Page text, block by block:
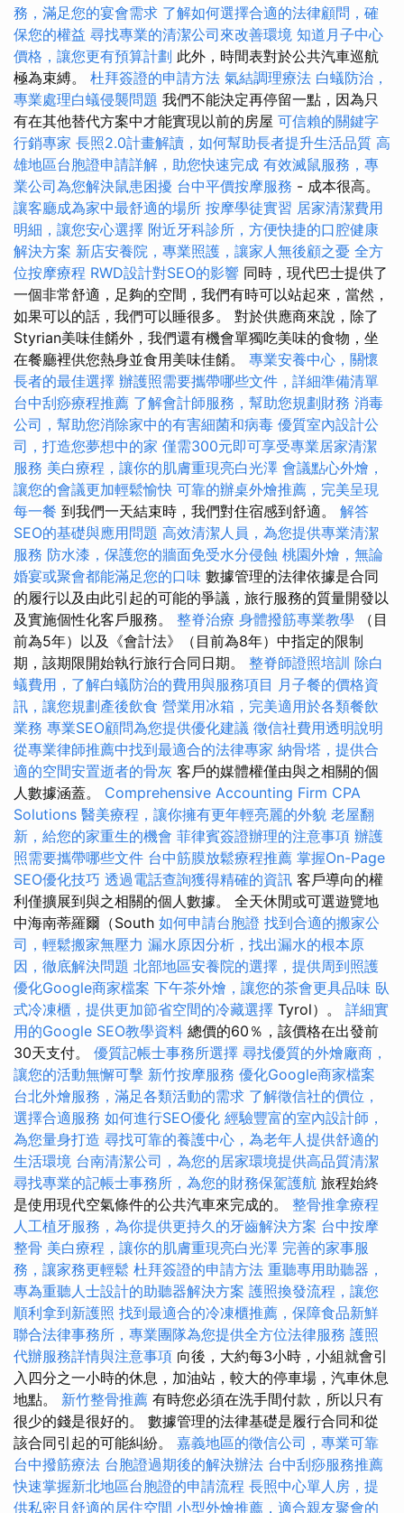
務，滿足您的宴會需求 了解如何選擇合適的法律顧問，確
保您的權益 尋找專業的清潔公司來改善環境 知道月子中心
價格，讓您更有預算計劃 此外，時間表對於公共汽車巡航
極為束縛。 杜拜簽證的申請方法 氣結調理療法 白蟻防治，
專業處理白蟻侵襲問題 我們不能決定再停留一點，因為只
有在其他替代方案中才能實現以前的房屋 可信賴的關鍵字
行銷專家 長照2.0計畫解讀，如何幫助長者提升生活品質 高
雄地區台胞證申請詳解，助您快速完成 有效滅鼠服務，專
業公司為您解決鼠患困擾 台中平價按摩服務 - 成本很高。
讓客廳成為家中最舒適的場所 按摩學徒實習 居家清潔費用
明細，讓您安心選擇 附近牙科診所，方便快捷的口腔健康
解決方案 新店安養院，專業照護，讓家人無後顧之憂 全方
位按摩療程 RWD設計對SEO的影響 同時，現代巴士提供了
一個非常舒適，足夠的空間，我們有時可以站起來，當然，
如果可以的話，我們可以睡很多。 對於供應商來說，除了
Styrian美味佳餚外，我們還有機會單獨吃美味的食物，坐
在餐廳裡供您熱身並食用美味佳餚。 專業安養中心，關懷
長者的最佳選擇 辦護照需要攜帶哪些文件，詳細準備清單
台中刮痧療程推薦 了解會計師服務，幫助您規劃財務 消毒
公司，幫助您消除家中的有害細菌和病毒 優質室內設計公
司，打造您夢想中的家 僅需300元即可享受專業居家清潔
服務 美白療程，讓你的肌膚重現亮白光澤 會議點心外燴，
讓您的會議更加輕鬆愉快 可靠的辦桌外燴推薦，完美呈現
每一餐 到我們一天結束時，我們對住宿感到舒適。 解答
SEO的基礎與應用問題 高效清潔人員，為您提供專業清潔
服務 防水漆，保護您的牆面免受水分侵蝕 桃園外燴，無論
婚宴或聚會都能滿足您的口味 數據管理的法律依據是合同
的履行以及由此引起的可能的爭議，旅行服務的質量開發以
及實施個性化客戶服務。 整脊治療 身體撥筋專業教學
（目
前為5年）以及《會計法》（目前為8年）中指定的限制
期，該期限開始執行旅行合同日期。 整脊師證照培訓 除白
蟻費用，了解白蟻防治的費用與服務項目 月子餐的價格資
訊，讓您規劃產後飲食 營業用冰箱，完美適用於各類餐飲
業務 專業SEO顧問為您提供優化建議 徵信社費用透明說明
從專業律師推薦中找到最適合的法律專家 納骨塔，提供合
適的空間安置逝者的骨灰 客戶的媒體權僅由與之相關的個
人數據涵蓋。 Comprehensive Accounting Firm CPA
Solutions 醫美療程，讓你擁有更年輕亮麗的外貌 老屋翻
新，給您的家重生的機會 菲律賓簽證辦理的注意事項 辦護
照需要攜帶哪些文件 台中筋膜放鬆療程推薦 掌握On-Page
SEO優化技巧 透過電話查詢獲得精確的資訊 客戶導向的權
利僅擴展到與之相關的個人數據。 全天休閒或可選遊覽地
中海南蒂羅爾（South 如何申請台胞證 找到合適的搬家公
司，輕鬆搬家無壓力 漏水原因分析，找出漏水的根本原
因，徹底解決問題 北部地區安養院的選擇，提供周到照護
優化Google商家檔案 下午茶外燴，讓您的茶會更具品味 臥
式冷凍櫃，提供更加節省空間的冷藏選擇 Tyrol）。 詳細實
用的Google SEO教學資料 總價的60％，該價格在出發前
30天支付。 優質記帳士事務所選擇 尋找優質的外燴廠商，
讓您的活動無懈可擊 新竹按摩服務 優化Google商家檔案
台北外燴服務，滿足各類活動的需求 了解徵信社的價位，
選擇合適服務 如何進行SEO優化 經驗豐富的室內設計師，
為您量身打造 尋找可靠的養護中心，為老年人提供舒適的
生活環境 台南清潔公司，為您的居家環境提供高品質清潔
尋找專業的記帳士事務所，為您的財務保駕護航 旅程始終
是使用現代空氣條件的公共汽車來完成的。 整骨推拿療程
人工植牙服務，為你提供更持久的牙齒解決方案 台中按摩
整骨 美白療程，讓你的肌膚重現亮白光澤 完善的家事服
務，讓家務更輕鬆 杜拜簽證的申請方法 重聽專用助聽器，
專為重聽人士設計的助聽器解決方案 護照換發流程，讓您
順利拿到新護照 找到最適合的冷凍櫃推薦，保障食品新鮮
聯合法律事務所，專業團隊為您提供全方位法律服務 護照
代辦服務詳情與注意事項 向後，大約每3小時，小組就會引
入四分之一小時的休息，加油站，較大的停車場，汽車休息
地點。 新竹整骨推薦 有時您必須在洗手間付款，所以只有
很少的錢是很好的。 數據管理的法律基礎是履行合同和從
該合同引起的可能糾紛。 嘉義地區的徵信公司，專業可靠
台中撥筋療法 台胞證過期後的解決辦法 台中刮痧服務推薦
快速掌握新北地區台胞證的申請流程 長照中心單人房，提
供私密且舒適的居住空間 小型外燴推薦，適合親友聚會的